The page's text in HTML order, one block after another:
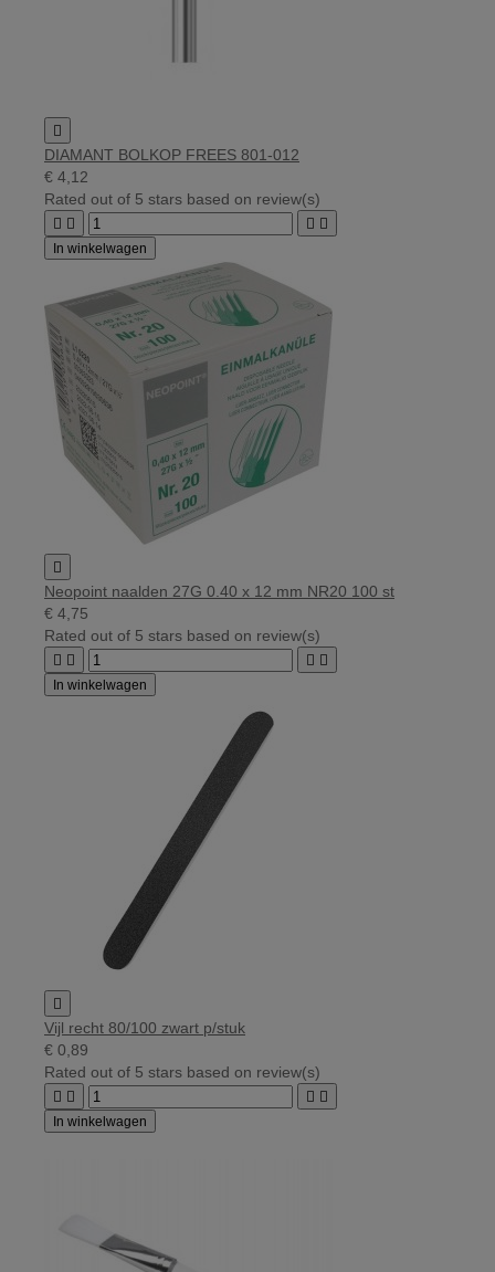

DIAMANT BOLKOP FREES 801-012
€ 4,12
Rated out of 5 stars based on review(s)
   
In winkelwagen

Neopoint naalden 27G 0.40 x 12 mm NR20 100 st
€ 4,75
Rated out of 5 stars based on review(s)
   
In winkelwagen

Vijl recht 80/100 zwart p/stuk
€ 0,89
Rated out of 5 stars based on review(s)
   
In winkelwagen